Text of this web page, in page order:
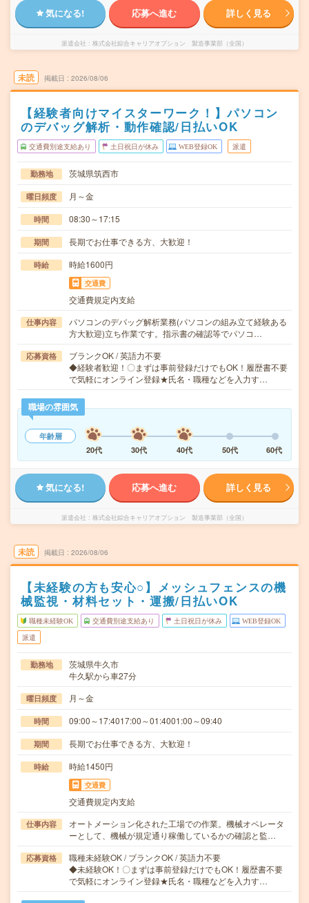
気になる! 応募へ進む 詳しく見る
派遣会社 株式会社綜合キャリアオプション 製造事業部（全国）
未読 掲載日 2026/08/06
【経験者向けマイスターワーク！】パソコン
のデバッグ解析・動作確認/日払いOK
交通費別途支給あり 土日祝日が休み WEB登録OK 派遣
勤務地 茨城県筑西市
曜日頻度 月～金
時間 08:30～17:15
期間 長期でお仕事できる方、大歓迎！
時給 時給1600円
交通費
交通費規定内支給
仕事内容
パソコンのデバッグ解析業務(パソコンの組み立て経験ある
方大歓迎)立ち作業です。指示書の確認等でパソコ…
応募資格
ブランクOK / 英語力不要
◆経験者歓迎！〇まずは事前登録だけでもOK！履歴書不要
で気軽にオンライン登録★氏名・職種などを入力す…
職場の雰囲気
年齢層
20代
30代 40代 50代 60代
気になる! 応募へ進む 詳しく見る
派遣会社 株式会社綜合キャリアオプション 製造事業部（全国）
未読 掲載日 2026/08/06
【未経験の方も安心○】メッシュフェンスの機
械監視・材料セット・運搬/日払いOK
職種未経験OK 交通費別途支給あり 土日祝日が休み WEB登録OK
派遣
勤務地
茨城県牛久市
牛久駅から車27分
曜日頻度 月～金
時間 09:00～17:4017:00～01:4001:00～09:40
期間 長期でお仕事できる方、大歓迎！
時給 時給1450円
交通費
交通費規定内支給
仕事内容
オートメーション化された工場での作業。機械オペレータ
ーとして、機械が規定通り稼働しているかの確認と監…
応募資格
職種未経験OK / ブランクOK / 英語力不要
◆未経験OK！〇まずは事前登録だけでもOK！履歴書不要
で気軽にオンライン登録★氏名・職種などを入力す…